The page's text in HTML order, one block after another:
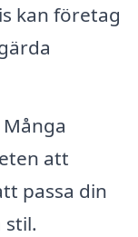
kan företag
Många
att
passa din
stil.